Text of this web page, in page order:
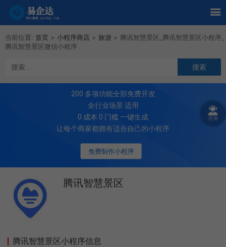
当前位置: 首页 > 小程序商店 > 旅游 >
腾讯智慧景区_腾讯智慧景区小程序_
腾讯智慧景区微信小程序
免费制作小程序
200 多项功能全部免费开发
全行业场景 适用
0 成本 0 门槛 一键生成
让每个商家都拥有适合自己的小程序
腾讯智慧景区
腾讯智慧景区小程序信息